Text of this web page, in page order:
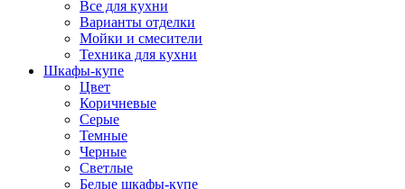
Все для кухни
Варианты отделки
Мойки и смесители
Техника для кухни
Шкафы-купе
Цвет
Коричневые
Серые
Темные
Черные
Светлые
Белые шкафы-купе